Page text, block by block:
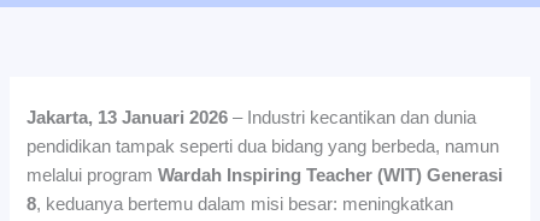
Jakarta, 13 Januari 2026 – Industri kecantikan dan dunia
pendidikan tampak seperti dua bidang yang berbeda, namun
melalui programWardah Inspiring Teacher (WIT) Generasi
8, keduanya bertemu dalam misi besar: meningkatkan